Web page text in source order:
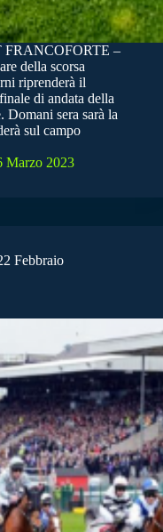
–
della scorsa
riprenderà il
di andata della
sera sarà la
sul campo
Marzo 2023
Febbraio